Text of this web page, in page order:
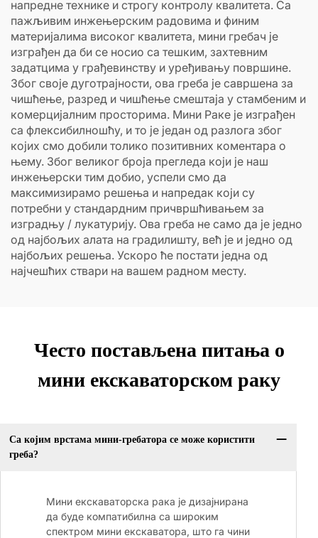
напредне технике и строгу контролу квалитета. Са
пажљивим инжењерским радовима и финим
материјалима високог квалитета, мини гребач је
изграђен да би се носио са тешким, захтевним
задатцима у грађевинству и уређивању површине.
Због своје дуготрајности, ова греба је савршена за
чишћење, разред и чишћење смештаја у стамбеним и
комерцијалним просторима. Мини Раке је изграђен
са флексибилношћу, и то је један од разлога због
којих смо добили толико позитивних коментара о
њему. Због великог броја прегледа који је наш
инжењерски тим добио, успели смо да
максимизирамо решења и напредак који су
потребни у стандардним причвршћивањем за
изградњу / лукатурију. Ова греба не само да је једно
од најбољих алата на градилишту, већ је и једно од
најбољих решења. Ускоро ће постати једна од
најчешћих ствари на вашем радном месту.
Често постављена питања о
мини екскаваторском раку
Са којим врстама мини-гребатора се може користити
греба?
Мини екскаваторска рака је дизајнирана
да буде компатибилна са широким
спектром мини екскаватора, што га чини